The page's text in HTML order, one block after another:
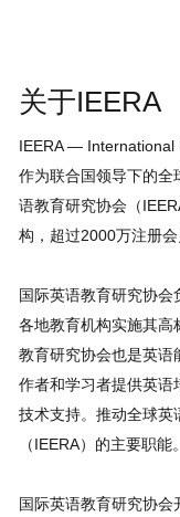
Home
Tests
Register for Test
Schedule Test
Account
Contact
关于IEERA
IEERA — International
作为联合国领导下的全
语教育研究协会（
构，超过2000万注册会
国际英语教育研究协
各地教育机构实施其高
教育研究协会也是英语
作者和学习者提供英语
技术支持。推动全球英
（IEERA）的主要职能。
国际英语教育研究协